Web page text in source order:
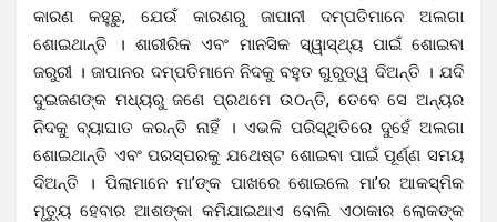
କାରଣ କହୁଛୁ, ଯେଉଁ କାରଣରୁ ଜାପାନୀ ଦମ୍ପତିମାନେ ଅଲଗା
ଶୋଇଥାନ୍ତି । ଶାରୀରିକ ଏବଂ ମାନସିକ ସ୍ୱାସ୍ଥ୍ୟ ପାଇଁ ଶୋଇବା
ଜରୁରୀ । ଜାପାନର ଦମ୍ପତିମାନେ ନିଦକୁ ବହୁତ ଗୁରୁତ୍ୱ ଦିଅନ୍ତି । ଯଦି
ଦୁଇଜଣଙ୍କ ମଧ୍ୟରୁ ଜଣେ ପ୍ରଥମେ ଉଠନ୍ତି, ତେବେ ସେ ଅନ୍ୟର
ନିଦକୁ ବ୍ୟାଘାତ କରନ୍ତି ନାହିଁ । ଏଭଳି ପରିସ୍ଥିତିରେ ଦୁହେଁ ଅଲଗା
ଶୋଇଥାନ୍ତି ଏବଂ ପରସ୍ପରକୁ ଯଥେଷ୍ଟ ଶୋଇବା ପାଇଁ ପୂର୍ଣ୍ଣ ସମୟ
ଦିଅନ୍ତି । ପିଲାମାନେ ମା’ଙ୍କ ପାଖରେ ଶୋଇଲେ ମା’ର ଆକସ୍ମିକ
ମୃତ୍ୟୁ ହେବାର ଆଶଙ୍କା କମିଯାଇଥାଏ ବୋଲି ଏଠାକାର ଲୋକଙ୍କ